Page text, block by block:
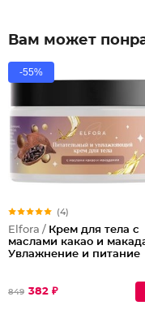
Вам может
-55%
(4)
Elfora / Крем для тела с
маслами какао и
Увлажнение и питание
849 382 ₽